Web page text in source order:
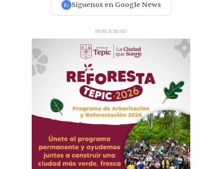
Síguenos en Google News
PUBLICIDAD